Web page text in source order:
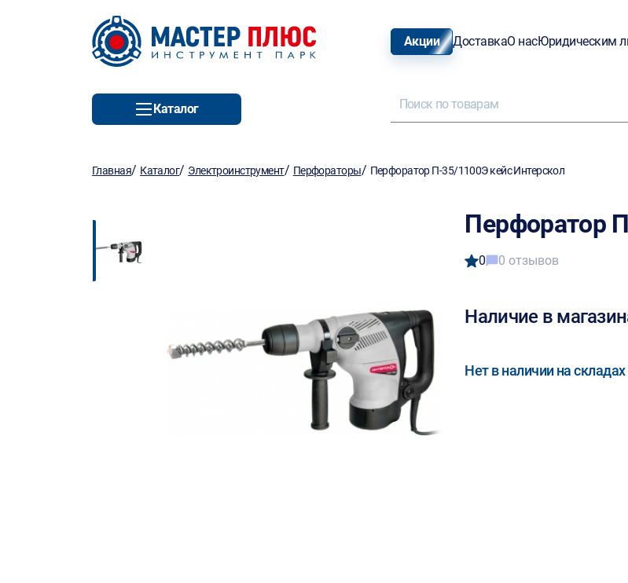
Акции ДоставкаО насЮридическим
Каталог
Главная/ Каталог/ Электроинструмент/ Перфораторы/ Перфоратор П-35/1100Э кейс Интерскол
Перфоратор
0 0 отзывов
Наличие в
Нет в наличии на складах